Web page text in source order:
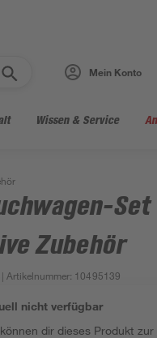
Mein Konto
Wissen & Service
Zubehör
| Artikelnummer: 10495139
nicht verfügbar
dir dieses Produkt